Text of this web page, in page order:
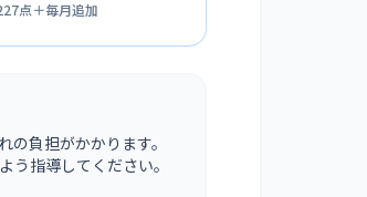
点＋毎月追加
負担がかかります。
う指導してください。